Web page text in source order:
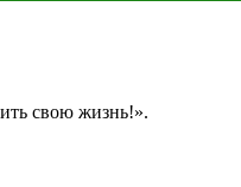
свою жизнь!».